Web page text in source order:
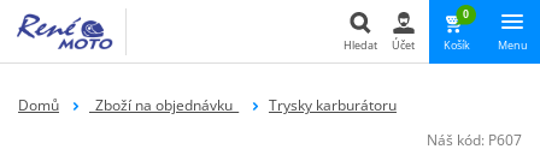
Hledat Účet
0
Košík Menu
Domů _Zboží na objednávku_
Trysky karburátoru
Náš kód: P607